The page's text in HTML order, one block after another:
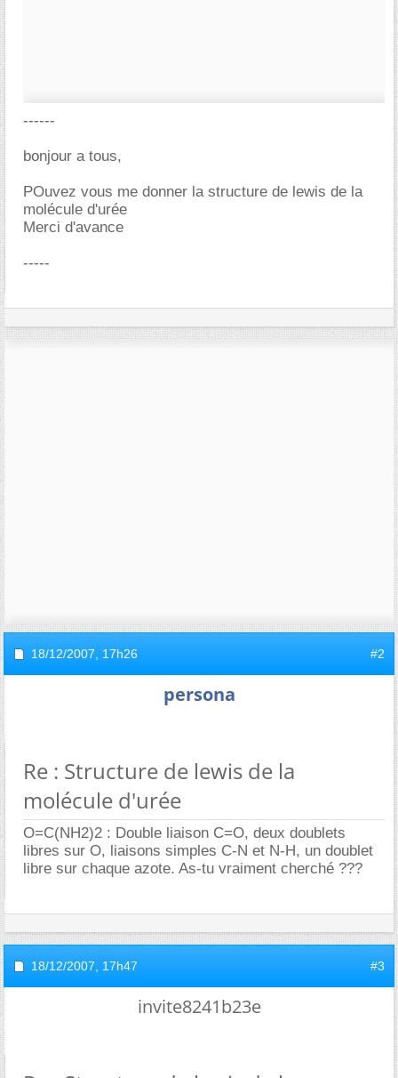
------
bonjour a tous,
POuvez vous me donner la structure de lewis de la
molécule d'urée
Merci d'avance
-----
18/12/2007, 17h26 #2
persona
Re : Structure de lewis de la
molécule d'urée
O=C(NH2)2 : Double liaison C=O, deux doublets
libres sur O, liaisons simples C-N et N-H, un doublet
libre sur chaque azote. As-tu vraiment cherché ???
18/12/2007, 17h47 #3
invite8241b23e